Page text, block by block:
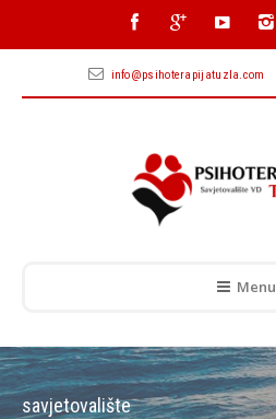
info@psihoterapijatuzla.com
Menu
savjetovalište